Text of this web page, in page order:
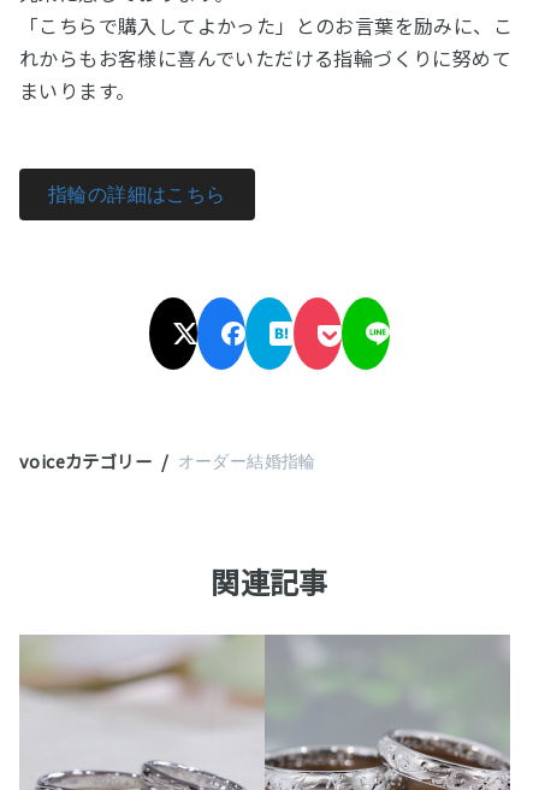
「こちらで購入してよかった」とのお言葉を励みに、こ
れからもお客様に喜んでいただける指輪づくりに努めて
まいります。
指輪の詳細はこちら
voiceカテゴリー オーダー結婚指輪
関連記事